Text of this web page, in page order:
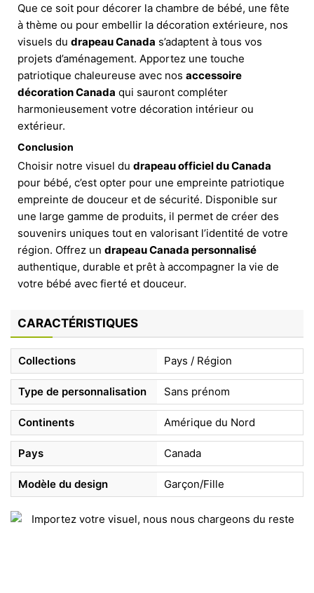
Que ce soit pour décorer la chambre de bébé, une fête
à thème ou pour embellir la décoration extérieure, nos
visuels du drapeau Canada s’adaptent à tous vos
projets d’aménagement. Apportez une touche
patriotique chaleureuse avec nos accessoire
décoration Canada qui sauront compléter
harmonieusement votre décoration intérieur ou
extérieur.
Conclusion
Choisir notre visuel du drapeau officiel du Canada
pour bébé, c’est opter pour une empreinte patriotique
empreinte de douceur et de sécurité. Disponible sur
une large gamme de produits, il permet de créer des
souvenirs uniques tout en valorisant l’identité de votre
région. Offrez un drapeau Canada personnalisé
authentique, durable et prêt à accompagner la vie de
votre bébé avec fierté et douceur.
CARACTÉRISTIQUES
Collections Pays / Région
Type de personnalisation Sans prénom
Continents Amérique du Nord
Pays Canada
Modèle du design Garçon/Fille